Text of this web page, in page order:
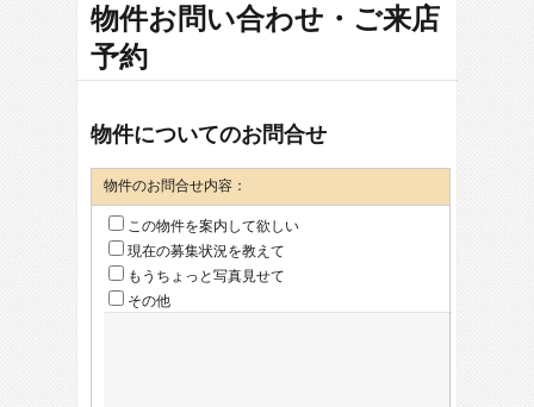
物件お問い合わせ・ご来店
予約
物件についてのお問合せ
物件のお問合せ内容：
この物件を案内して欲しい
現在の募集状況を教えて
もうちょっと写真見せて
その他